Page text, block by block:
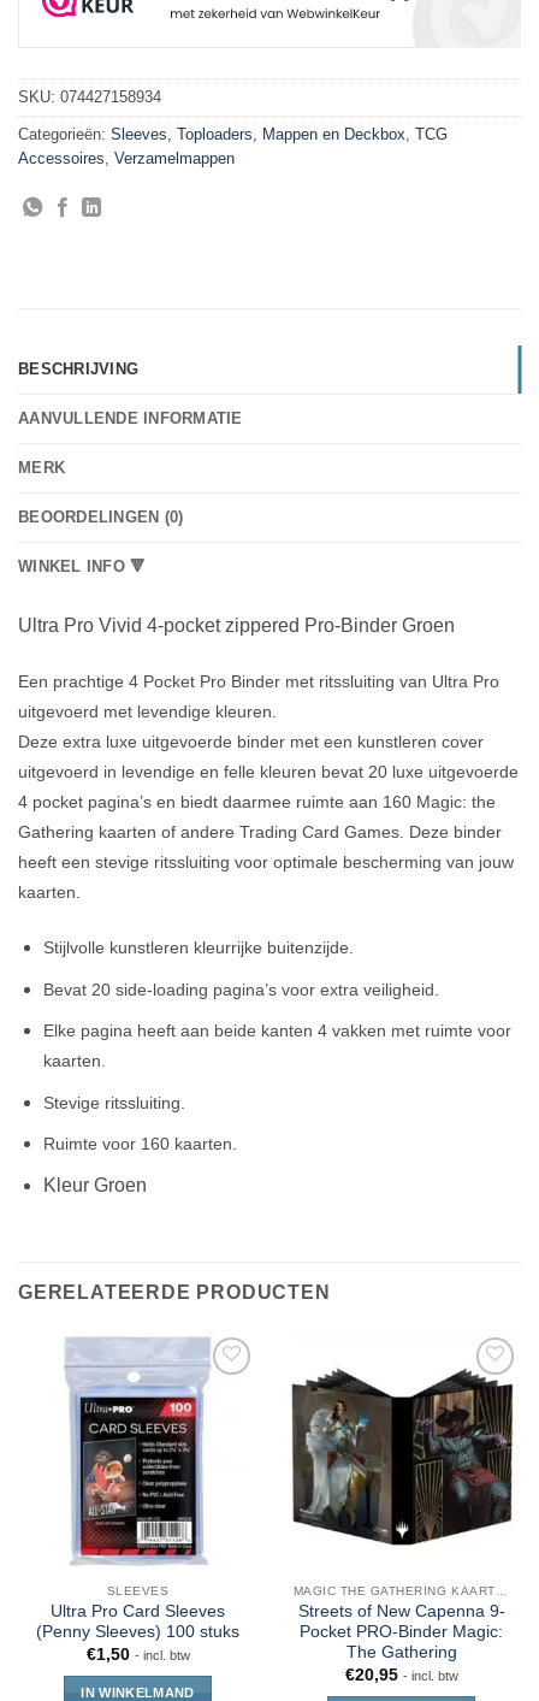
SKU: 074427158934
Categorieën: Sleeves, Toploaders, Mappen en Deckbox TCG
Accessoires Verzamelmappen
BESCHRIJVING
AANVULLENDE INFORMATIE
MERK
BEOORDELINGEN (0)
WINKEL INFO 🔻
Ultra Pro Vivid 4-pocket zippered Pro-Binder Groen
Een prachtige 4 Pocket Pro Binder met ritssluiting van Ultra Pro
uitgevoerd met levendige kleuren.
Deze extra luxe uitgevoerde binder met een kunstleren cover
uitgevoerd in levendige en felle kleuren bevat 20 luxe uitgevoerde
4 pocket pagina’s en biedt daarmee ruimte aan 160 Magic: the
Gathering kaarten of andere Trading Card Games. Deze binder
heeft een stevige ritssluiting voor optimale bescherming van jouw
kaarten.
Stijlvolle kunstleren kleurrijke buitenzijde.
Bevat 20 side-loading pagina’s voor extra veiligheid.
Elke pagina heeft aan beide kanten 4 vakken met ruimte voor
kaarten.
Stevige ritssluiting.
Ruimte voor 160 kaarten.
Kleur Groen
GERELATEERDE PRODUCTEN
SLEEVES
Ultra Pro Card Sleeves
(Penny Sleeves) 100 stuks
€1,50 - incl. btw
IN WINKELMAND
Streets of New Capenna 9-
Pocket PRO-Binder Magic:
The Gathering
€20,95 - incl. btw